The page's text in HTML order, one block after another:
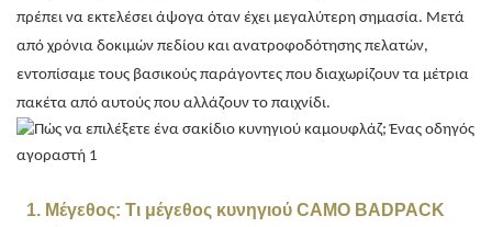
πρέπει να εκτελέσει άψογα όταν έχει μεγαλύτερη σημασία. Μετά
από χρόνια δοκιμών πεδίου και ανατροφοδότησης πελατών,
εντοπίσαμε τους βασικούς παράγοντες που διαχωρίζουν τα μέτρια
πακέτα από αυτούς που αλλάζουν το παιχνίδι.
1. Μέγεθος: Τι μέγεθος κυνηγιού CAMO BADPACK